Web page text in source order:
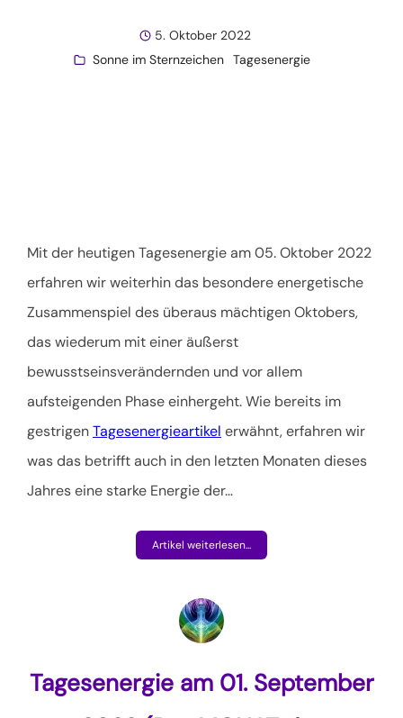
5. Oktober 2022
Sonne im Sternzeichen Tagesenergie
Mit der heutigen Tagesenergie am 05. Oktober 2022
erfahren wir weiterhin das besondere energetische
Zusammenspiel des überaus mächtigen Oktobers,
das wiederum mit einer äußerst
bewusstseinsverändernden und vor allem
aufsteigenden Phase einhergeht. Wie bereits im
gestrigenTagesenergieartikel erwähnt, erfahren wir
was das betrifft auch in den letzten Monaten dieses
Jahres eine starke Energie der…
Artikel weiterlesen...
Tagesenergie am 01. September